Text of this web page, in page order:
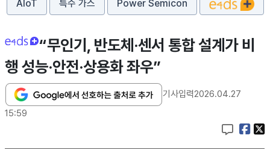
AIoT 특수 가스 Power Semicon
“무인기, 반도체·센서 통합 설계가 비
행 성능·안전·상용화 좌우”
기사입력2026.04.27
15:59